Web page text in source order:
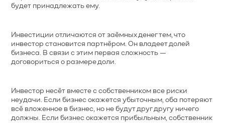
будет принадлежать ему.
Инвестиции отличаются от заёмных денег тем, что
инвестор становится партнёром. Он владеет долей
бизнеса. В связи с этим первая сложность —
договориться о размере доли.
Инвестор несёт вместе с собственником все риски
неудачи. Если бизнес окажется убыточным, оба потеряют
всё вложенное в бизнес, но не будут друг другу ничего
должны. Если бизнес окажется прибыльным, собственник